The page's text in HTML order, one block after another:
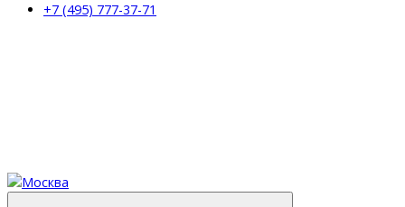
+7 (495) 777-37-71